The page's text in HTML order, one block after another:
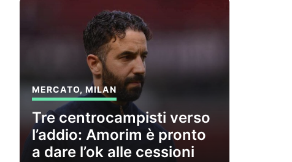
MERCATO,MILAN
Tre centrocampisti verso
l’addio: Amorim è pronto
a dare l’ok alle cessioni